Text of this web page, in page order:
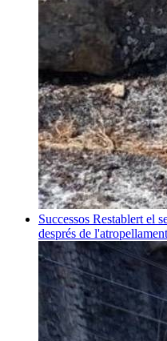
Successos Restablert el
després de